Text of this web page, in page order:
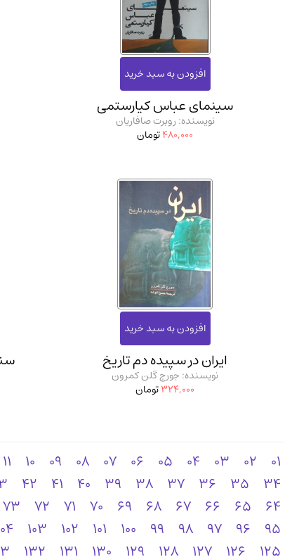
سینمای عباس کیارستمی
نویسنده: روبرت صافاریان
480,000تومان
ایران در سپیده دم تاریخ
نویسنده: جورج گلن کمرون
324,000تومان
01
02
03
04
05
06
07
08
09
10
11
34
35
36
37
38
39
40
41
42
64
65
66
67
68
69
70
71
72
73
95
96
97
98
99
100
101
102
103
125
126
127
128
129
130
131
132